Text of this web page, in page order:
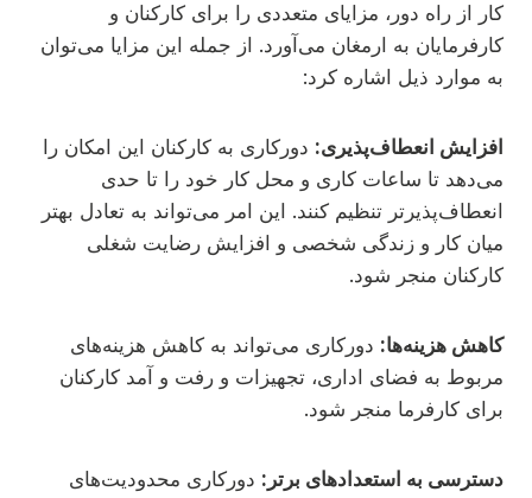
کار از راه دور، مزایای متعددی را برای کارکنان و
کارفرمایان به ارمغان می‌آورد. از جمله این مزایا می‌توان
به موارد ذیل اشاره کرد:
افزایش انعطاف‌پذیری: دورکاری به کارکنان این امکان را
می‌دهد تا ساعات کاری و محل کار خود را تا حدی
انعطاف‌پذیرتر تنظیم کنند. این امر می‌تواند به تعادل بهتر
میان کار و زندگی شخصی و افزایش رضایت شغلی
کارکنان منجر شود.
کاهش هزینه‌ها: دورکاری می‌تواند به کاهش هزینه‌های
مربوط به فضای اداری، تجهیزات و رفت و آمد کارکنان
برای کارفرما منجر شود.
دسترسی به استعدادهای برتر: دورکاری محدودیت‌های